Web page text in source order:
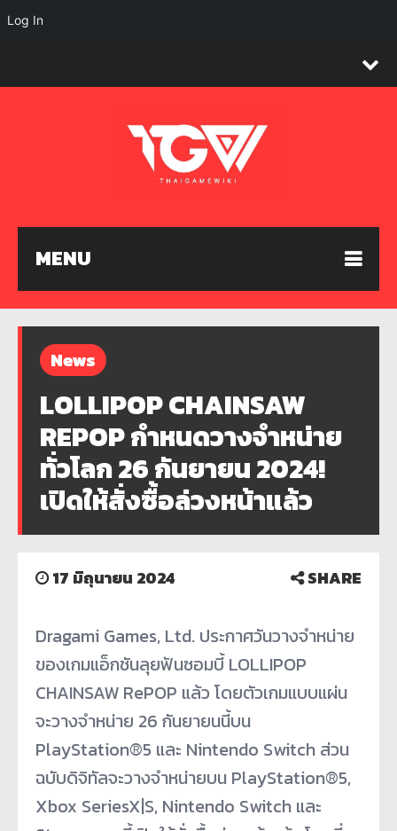
MENU
News
LOLLIPOP CHAINSAW
REPOP กำหนดวางจำหน่าย
ทั่วโลก 26 กันยายน 2024!
เปิดให้สั่งซื้อล่วงหน้าแล้ว
17 มิถุนายน 2024 SHARE
Dragami Games, Ltd. ประกาศวันวางจำหน่าย
ของเกมแอ็กชันลุยฟันซอมบี้ LOLLIPOP
CHAINSAW RePOP แล้ว โดยตัวเกมแบบแผ่น
จะวางจำหน่าย 26 กันยายนนี้บน
PlayStation®5 และ Nintendo Switch ส่วน
ฉบับดิจิทัลจะวางจำหน่ายบน PlayStation®5,
Xbox SeriesX|S, Nintendo Switch และ
Log In